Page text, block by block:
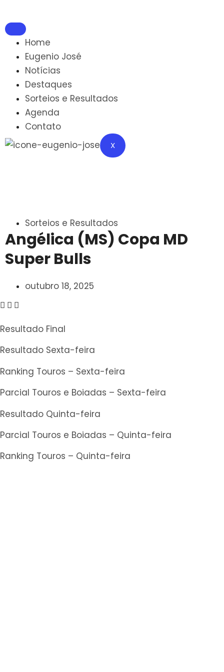
Home
Eugenio José
Notícias
Destaques
Sorteios e Resultados
Agenda
Contato
X
Sorteios e Resultados
Angélica (MS) Copa MD
Super Bulls
outubro 18, 2025
Resultado Final
Resultado Sexta-feira
Ranking Touros – Sexta-feira
Parcial Touros e Boiadas – Sexta-feira
Resultado Quinta-feira
Parcial Touros e Boiadas – Quinta-feira
Ranking Touros – Quinta-feira